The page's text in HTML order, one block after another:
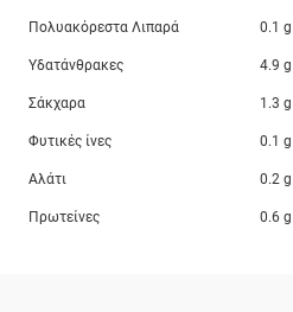
Πολυακόρεστα Λιπαρά 0.1 g
Υδατάνθρακες 4.9 g
Σάκχαρα 1.3 g
Φυτικές ίνες 0.1 g
Αλάτι 0.2 g
Πρωτείνες 0.6 g